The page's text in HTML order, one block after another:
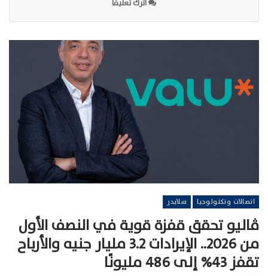
اترك تعليقا
اتصالات وتكنولوجيا سلايدر
ڤاليو تحقق قفزة قوية في النصف الأول
من 2026.. الإيرادات 3.2 مليار جنيه والأرباح
تقفز 43% إلى 486 مليونًا